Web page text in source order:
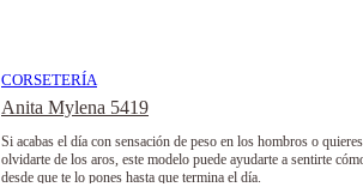
CORSETERÍA
Anita Mylena 5419
Si acabas el día con sensación de peso en los hombros o quieres
olvidarte de los aros, este modelo puede ayudarte a sentirte
desde que te lo pones hasta que termina el día.